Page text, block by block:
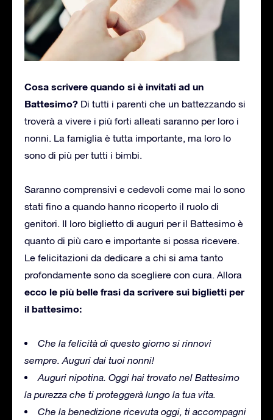
Cosa scrivere quando si è invitati ad un
Battesimo? Di tutti i parenti che un battezzando si
troverà a vivere i più forti alleati saranno per loro i
nonni. La famiglia è tutta importante, ma loro lo
sono di più per tutti i bimbi.
Saranno comprensivi e cedevoli come mai lo sono
stati fino a quando hanno ricoperto il ruolo di
genitori. Il loro biglietto di auguri per il Battesimo è
quanto di più caro e importante si possa ricevere.
Le felicitazioni da dedicare a chi si ama tanto
profondamente sono da scegliere con cura. Allora
ecco le più belle frasi da scrivere sui biglietti per
il battesimo:
Che la felicità di questo giorno si rinnovi
sempre. Auguri dai tuoi nonni!
Auguri nipotina. Oggi hai trovato nel Battesimo
la purezza che ti proteggerà lungo la tua vita.
Che la benedizione ricevuta oggi, ti accompagni